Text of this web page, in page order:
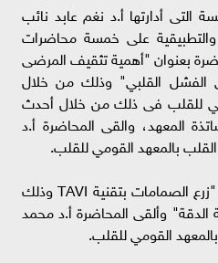
التى أدارتها أ.د نغم عابد نائب
والتطبيقية على خمسة محاضرات
بعنوان "أهمية تثقيف المرضى
الفشل القلبي" وذلك من خلال
للقلب فى ذلك من خلال أحدث
المعهد، والقى المحاضرة أ.د
بالمعهد القومي للقلب.
والمحاضرة الثانية التى تناولت "زرع الصمامات بتقنية TAVI وذلك
الدقة" وألقى المحاضرة أ.د محمد
القومي للقلب.